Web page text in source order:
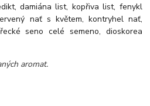
damiána list, kopřiva list, fenykl
nať s květem, kontryhel nať,
seno celé semeno, dioskorea
aromat.